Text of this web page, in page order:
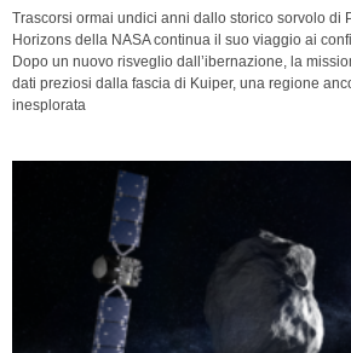
Trascorsi ormai undici anni dallo storico sorvolo di
Horizons della NASA continua il suo viaggio ai
Dopo un nuovo risveglio dall’ibernazione, la
dati preziosi dalla fascia di Kuiper, una regione
inesplorata